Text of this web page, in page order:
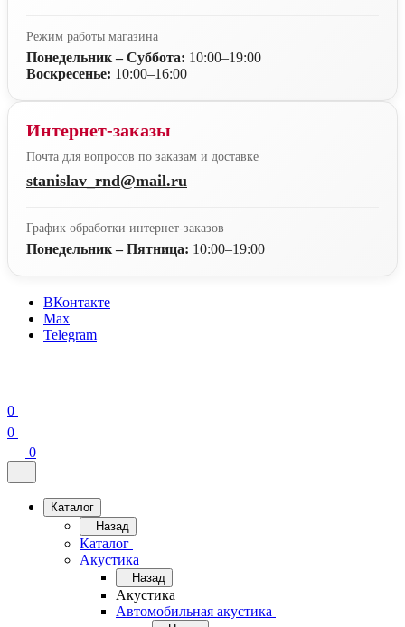
Режим работы магазина
Понедельник – Суббота: 10:00–19:00
Воскресенье: 10:00–16:00
Интернет-заказы
Почта для вопросов по заказам и доставке
stanislav_rnd@mail.ru
График обработки интернет-заказов
Понедельник – Пятница: 10:00–19:00
ВКонтакте
Max
Telegram
0
0
0
Каталог
Назад
Каталог
Акустика
Назад
Акустика
Автомобильная акустика